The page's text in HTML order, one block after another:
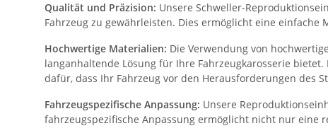
Qualität und Präzision: Unsere Schweller-
Fahrzeug zu gewährleisten. Dies ermöglicht eine
Hochwertige Materialien: Die Verwendung von
langanhaltende Lösung für Ihre Fahrzeugkarosserie
dafür, dass Ihr Fahrzeug vor den Herausforderungen des
Fahrzeugspezifische Anpassung: Unsere
fahrzeugspezifische Anpassung ermöglicht nicht nur eine